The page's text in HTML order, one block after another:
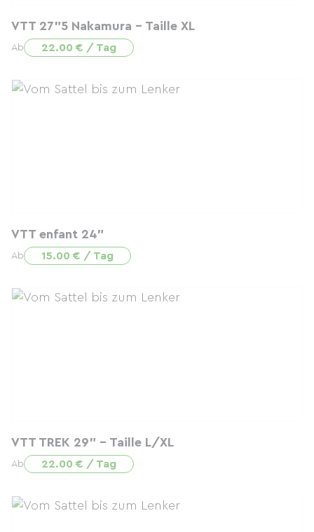
VTT 27"5 Nakamura - Taille XL
Ab 22.00 € / Tag
VTT enfant 24"
Ab 15.00 € / Tag
VTT TREK 29" - Taille L/XL
Ab 22.00 € / Tag